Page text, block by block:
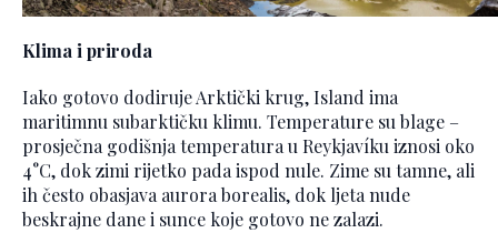
Klima i priroda
Iako gotovo dodiruje Arktički krug, Island ima
maritimnu subarktičku klimu. Temperature su blage –
prosječna godišnja temperatura u Reykjavíku iznosi oko
4°C, dok zimi rijetko pada ispod nule. Zime su tamne, ali
ih često obasjava aurora borealis, dok ljeta nude
beskrajne dane i sunce koje gotovo ne zalazi.